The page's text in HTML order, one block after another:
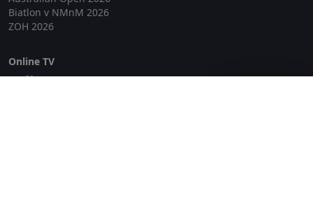
Biatlon v NMnM 2026
ZOH 2026
Online TV
Lepší.TV